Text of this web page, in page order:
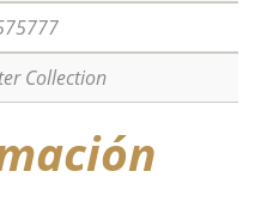
Collection